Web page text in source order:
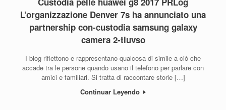
L’organizzazione Denver 7s ha annunciato una
partnership con-custodia samsung galaxy
camera 2-tluvso
I blog riflettono e rappresentano qualcosa di simile a ciò che
accade tra le persone quando usano il telefono per parlare con
amici e familiari. Si tratta di raccontare storie […]
Continuar Leyendo